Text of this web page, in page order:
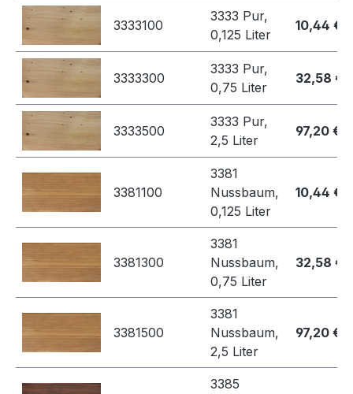
3333100
3333 Pur,
0,125 Liter
10,44 €
3333300
3333 Pur,
0,75 Liter
32,58 €
3333500
3333 Pur,
2,5 Liter
97,20 €
3381100
3381
Nussbaum,
0,125 Liter
10,44 €
3381300
3381
Nussbaum,
0,75 Liter
32,58 €
3381500
3381
Nussbaum,
2,5 Liter
97,20 €
3385